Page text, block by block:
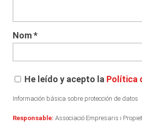
Nom*
He leído y acepto la Política
Información básica sobre protección de datos
Responsable: Associació Empresaris i